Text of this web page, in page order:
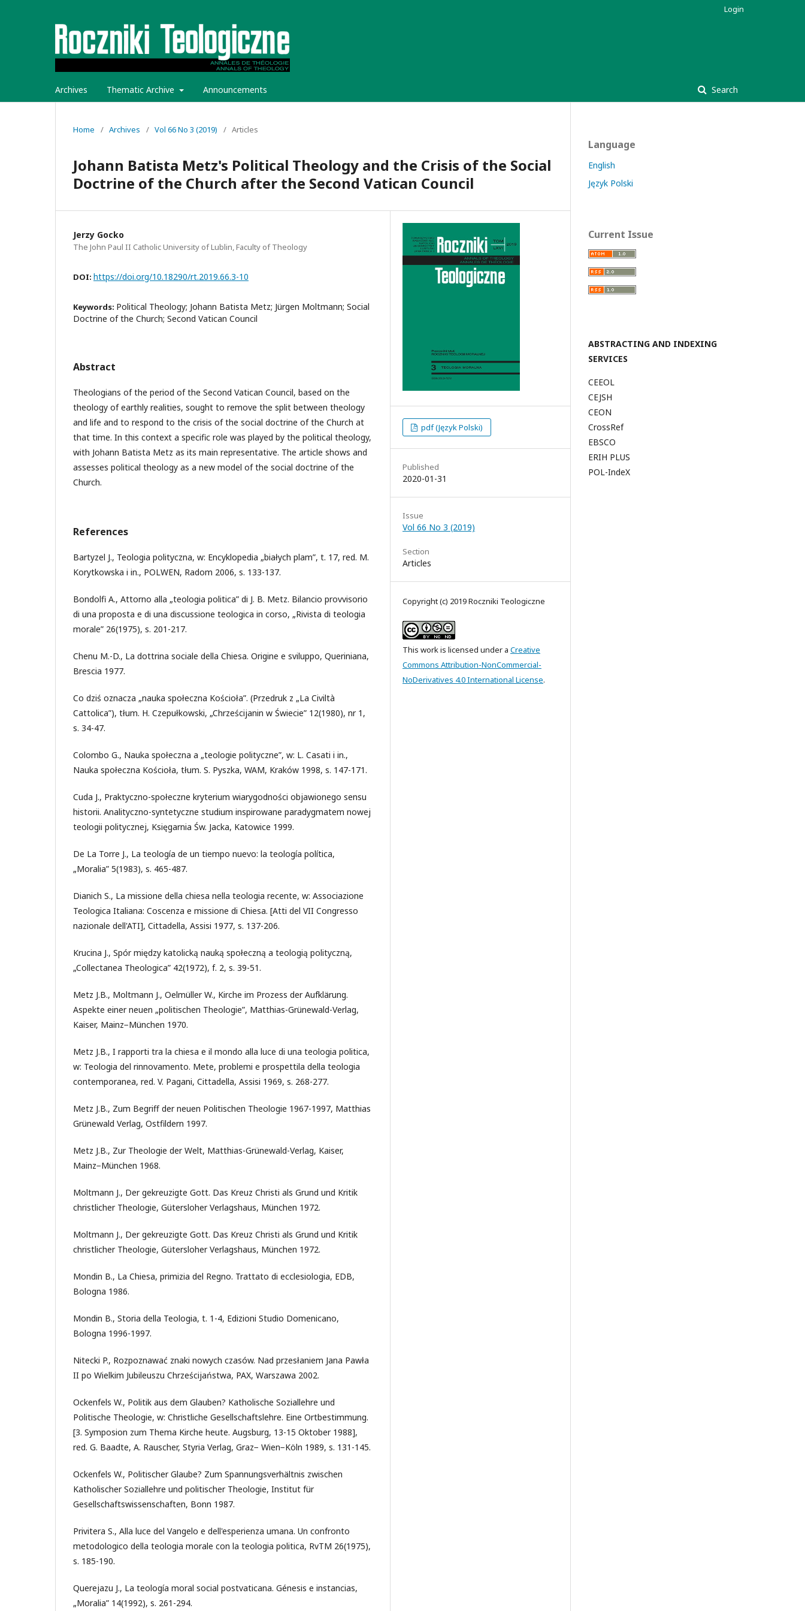
Archives Thematic Archive Announcements Search
Login
Home / Archives / Vol 66 No 3 (2019) / Articles
Johann Batista Metz's Political Theology and the Crisis of the Social
Doctrine of the Church after the Second Vatican Council
Jerzy Gocko
The John Paul II Catholic University of Lublin, Faculty of Theology
DOI: https://doi.org/10.18290/rt.2019.66.3-10
Keywords: Political Theology; Johann Batista Metz; Jürgen Moltmann; Social
Doctrine of the Church; Second Vatican Council
Abstract
Theologians of the period of the Second Vatican Council, based on the
theology of earthly realities, sought to remove the split between theology
and life and to respond to the crisis of the social doctrine of the Church at
that time. In this context a specific role was played by the political theology,
with Johann Batista Metz as its main representative. The article shows and
assesses political theology as a new model of the social doctrine of the
Church.
References
Bartyzel J., Teologia polityczna, w: Encyklopedia „białych plam”, t. 17, red. M.
Korytkowska i in., POLWEN, Radom 2006, s. 133-137.
Bondolfi A., Attorno alla „teologia politica” di J. B. Metz. Bilancio provvisorio
di una proposta e di una discussione teologica in corso, „Rivista di teologia
morale” 26(1975), s. 201-217.
Chenu M.-D., La dottrina sociale della Chiesa. Origine e sviluppo, Queriniana,
Brescia 1977.
Co dziś oznacza „nauka społeczna Kościoła”. (Przedruk z „La Civiltà
Cattolica”), tłum. H. Czepułkowski, „Chrześcijanin w Świecie” 12(1980), nr 1,
s. 34-47.
Colombo G., Nauka społeczna a „teologie polityczne”, w: L. Casati i in.,
Nauka społeczna Kościoła, tłum. S. Pyszka, WAM, Kraków 1998, s. 147-171.
Cuda J., Praktyczno-społeczne kryterium wiarygodności objawionego sensu
historii. Analityczno-syntetyczne studium inspirowane paradygmatem nowej
teologii politycznej, Księgarnia Św. Jacka, Katowice 1999.
De La Torre J., La teología de un tiempo nuevo: la teología política,
„Moralia” 5(1983), s. 465-487.
Dianich S., La missione della chiesa nella teologia recente, w: Associazione
Teologica Italiana: Coscenza e missione di Chiesa. [Atti del VII Congresso
nazionale dell'ATI], Cittadella, Assisi 1977, s. 137-206.
Krucina J., Spór między katolicką nauką społeczną a teologią polityczną,
„Collectanea Theologica” 42(1972), f. 2, s. 39-51.
Metz J.B., Moltmann J., Oelmüller W., Kirche im Prozess der Aufklärung.
Aspekte einer neuen „politischen Theologie”, Matthias-Grünewald-Verlag,
Kaiser, Mainz−München 1970.
Metz J.B., I rapporti tra la chiesa e il mondo alla luce di una teologia politica,
w: Teologia del rinnovamento. Mete, problemi e prospettila della teologia
contemporanea, red. V. Pagani, Cittadella, Assisi 1969, s. 268-277.
Metz J.B., Zum Begriff der neuen Politischen Theologie 1967-1997, Matthias
Grünewald Verlag, Ostfildern 1997.
Metz J.B., Zur Theologie der Welt, Matthias-Grünewald-Verlag, Kaiser,
Mainz−München 1968.
Moltmann J., Der gekreuzigte Gott. Das Kreuz Christi als Grund und Kritik
christlicher Theologie, Gütersloher Verlagshaus, München 1972.
Moltmann J., Der gekreuzigte Gott. Das Kreuz Christi als Grund und Kritik
christlicher Theologie, Gütersloher Verlagshaus, München 1972.
Mondin B., La Chiesa, primizia del Regno. Trattato di ecclesiologia, EDB,
Bologna 1986.
Mondin B., Storia della Teologia, t. 1-4, Edizioni Studio Domenicano,
Bologna 1996-1997.
Nitecki P., Rozpoznawać znaki nowych czasów. Nad przesłaniem Jana Pawła
II po Wielkim Jubileuszu Chrześcijaństwa, PAX, Warszawa 2002.
Ockenfels W., Politik aus dem Glauben? Katholische Soziallehre und
Politische Theologie, w: Christliche Gesellschaftslehre. Eine Ortbestimmung.
[3. Symposion zum Thema Kirche heute. Augsburg, 13-15 Oktober 1988],
red. G. Baadte, A. Rauscher, Styria Verlag, Graz− Wien−Köln 1989, s. 131-145.
Ockenfels W., Politischer Glaube? Zum Spannungsverhältnis zwischen
Katholischer Soziallehre und politischer Theologie, Institut für
Gesellschaftswissenschaften, Bonn 1987.
Privitera S., Alla luce del Vangelo e dell'esperienza umana. Un confronto
metodologico della teologia morale con la teologia politica, RvTM 26(1975),
s. 185-190.
Querejazu J., La teología moral social postvaticana. Génesis e instancias,
„Moralia” 14(1992), s. 261-294.
pdf (Język Polski)
Published
2020-01-31
Issue
Vol 66 No 3 (2019)
Section
Articles
Copyright (c) 2019 Roczniki Teologiczne
This work is licensed under a Creative
Commons Attribution-NonCommercial-
NoDerivatives 4.0 International License.
Language
English
Język Polski
Current Issue
ABSTRACTING AND INDEXING
SERVICES
CEEOL
CEJSH
CEON
CrossRef
EBSCO
ERIH PLUS
POL-IndeX